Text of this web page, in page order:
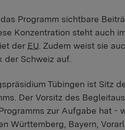
Programm sichtbare
Konzentration steht auch
der EU. Zudem weist sie
der Schweiz auf.
Tübingen ist Sitz
Der Vorsitz des
zur Aufgabe hat -
Württemberg, Bayern,